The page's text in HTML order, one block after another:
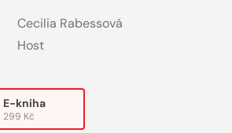
Cecilia Rabessová
Host
E-kniha
299 Kč